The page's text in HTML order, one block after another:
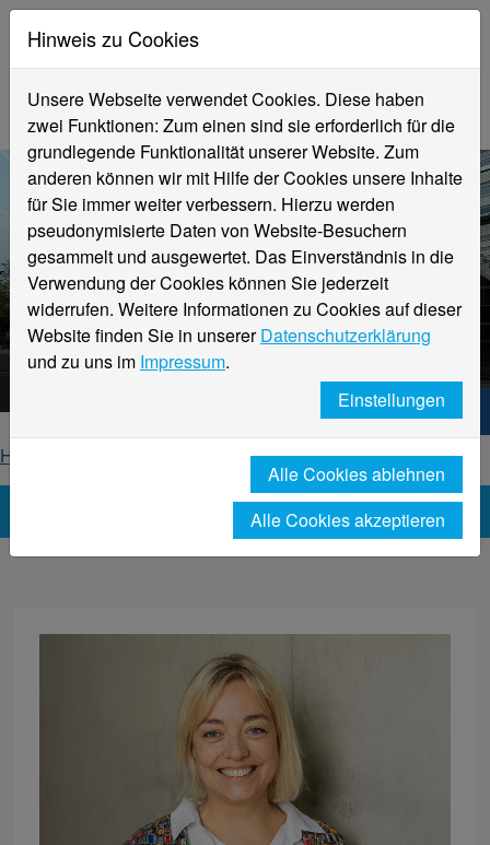
Aktuelle Meldungen
Hochschule Niederrhein
Hochschule Niederrhein. Dein Weg.
Home
News-Detailseite
Hinweis zu Cookies
Unsere Webseite verwendet Cookies. Diese haben
zwei Funktionen: Zum einen sind sie erforderlich für die
grundlegende Funktionalität unserer Website. Zum
anderen können wir mit Hilfe der Cookies unsere Inhalte
für Sie immer weiter verbessern. Hierzu werden
pseudonymisierte Daten von Website-Besuchern
gesammelt und ausgewertet. Das Einverständnis in die
Verwendung der Cookies können Sie jederzeit
widerrufen. Weitere Informationen zu Cookies auf dieser
Website finden Sie in unsererDatenschutzerklärung
und zu uns im Impressum.
Einstellungen
Alle Cookies ablehnen
Alle Cookies akzeptieren